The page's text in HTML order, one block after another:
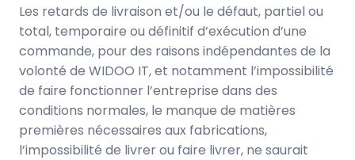
Les retards de livraison et/ou le défaut, partiel ou
total, temporaire ou définitif d’exécution d’une
commande, pour des raisons indépendantes de la
volonté de WIDOO IT, et notamment l’impossibilité
de faire fonctionner l’entreprise dans des
conditions normales, le manque de matières
premières nécessaires aux fabrications,
l’impossibilité de livrer ou faire livrer, ne saurait